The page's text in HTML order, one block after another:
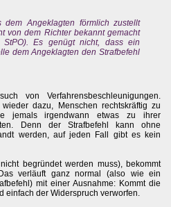
dem Angeklagten förmlich zustellt
von dem Richter bekannt gemacht
Es genügt nicht, dass ein
dem Angeklagten den Strafbefehl
von Verfahrensbeschleunigungen.
dazu, Menschen rechtskräftig zu
jemals irgendwann etwas zu ihrer
Denn der Strafbefehl kann ohne
werden, auf jeden Fall gibt es kein
begründet werden muss), bekommt
verläuft ganz normal (also wie ein
mit einer Ausnahme: Kommt die
einfach der Widerspruch verworfen.